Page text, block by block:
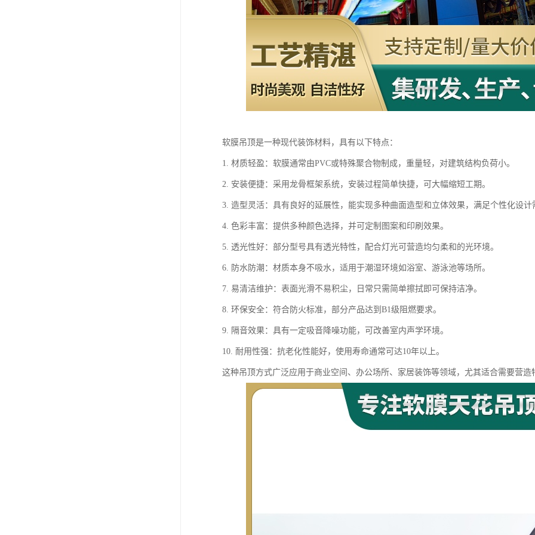
软膜吊顶是一种现代装饰材料，具有以下特点：
1. 材质轻盈：软膜通常由PVC或特殊聚合物制成，重量轻，对建筑结构负荷小。
2. 安装便捷：采用龙骨框架系统，安装过程简单快捷，可大幅缩短工期。
3. 造型灵活：具有良好的延展性，能实现多种曲面造型和立体效果，满足个性化设计
4. 色彩丰富：提供多种颜色选择，并可定制图案和印刷效果。
5. 透光性好：部分型号具有透光特性，配合灯光可营造均匀柔和的光环境。
6. 防水防潮：材质本身不吸水，适用于潮湿环境如浴室、游泳池等场所。
7. 易清洁维护：表面光滑不易积尘，日常只需简单擦拭即可保持洁净。
8. 环保安全：符合防火标准，部分产品达到B1级阻燃要求。
9. 隔音效果：具有一定吸音降噪功能，可改善室内声学环境。
10. 耐用性强：抗老化性能好，使用寿命通常可达10年以上。
这种吊顶方式广泛应用于商业空间、办公场所、家居装饰等领域，尤其适合需要营造